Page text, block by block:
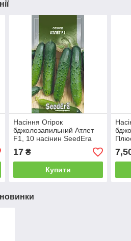
Насіння Огірок
бджолозапильний Атлет
F1, 10 насінин SeedEra
17₴
Купити
новинки